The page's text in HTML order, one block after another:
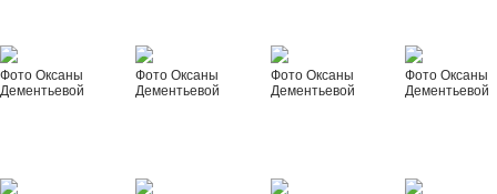
Фото Оксаны
Дементьевой
Фото Оксаны
Дементьевой
Фото Оксаны
Дементьевой
Фото Оксаны
Дементьевой